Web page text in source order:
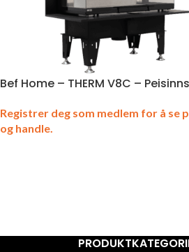
Bef Home – THERM V8C –
Registrer deg som medlem for å se
og handle.